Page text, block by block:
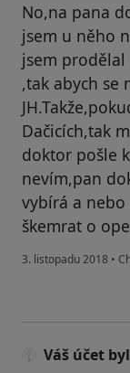
No,na pana
jsem u něho
jsem
,tak abych se
Dačicích,tak
doktor pošle
nevím,pan
vybírá a nebo
škemrat o
3. listopadu 2018 •
Váš účet